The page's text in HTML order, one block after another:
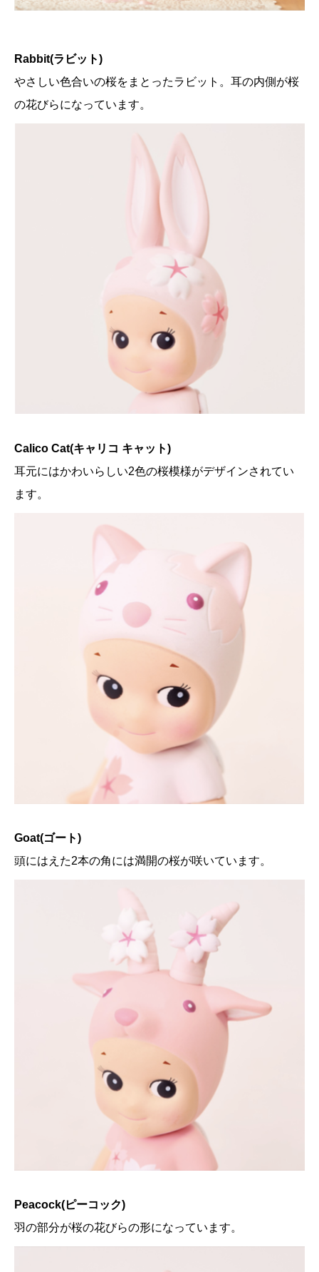
Rabbit(ラビット)
やさしい色合いの桜をまとったラビット。耳の内側が桜
の花びらになっています。
Calico Cat(キャリコ キャット)
耳元にはかわいらしい2色の桜模様がデザインされてい
ます。
Goat(ゴート)
頭にはえた2本の角には満開の桜が咲いています。
Peacock(ピーコック)
羽の部分が桜の花びらの形になっています。